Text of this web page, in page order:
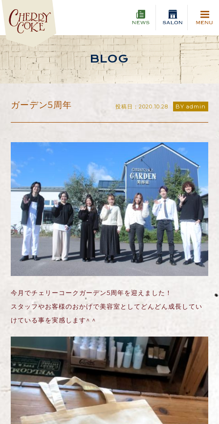
BLOG
ガーデン5周年 投稿日：2020.10.28 BY admin
今月でチェリーコークガーデン5周年を迎えました！
スタッフやお客様のおかげで美容室としてどんどん成長してい
けている事を実感します^ ^